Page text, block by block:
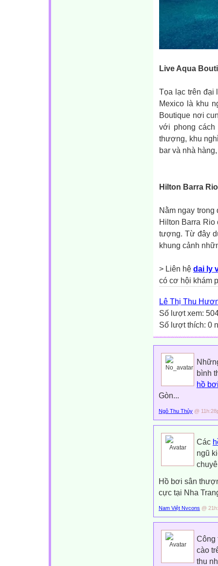
Live Aqua
Tọa lạc trên đại
Mexico là khu
Boutique nơi
với phong
thượng, khu
bar và nhà
Hilton Barra
Nằm ngay trong
Hilton Barra
tượng. Từ đây
khung cảnh
> Liên hệdai ly
có cơ hội khám
Lê Thị Thu
Số lượt xem:
Số lượt thích: 0
bình
hồ
Gòn...
Ngô Thu Thủy @
Các
ngũ
Hồ bơi sân
cực tại Nha
Nam Việt Nvcons @
Công
cào
thu